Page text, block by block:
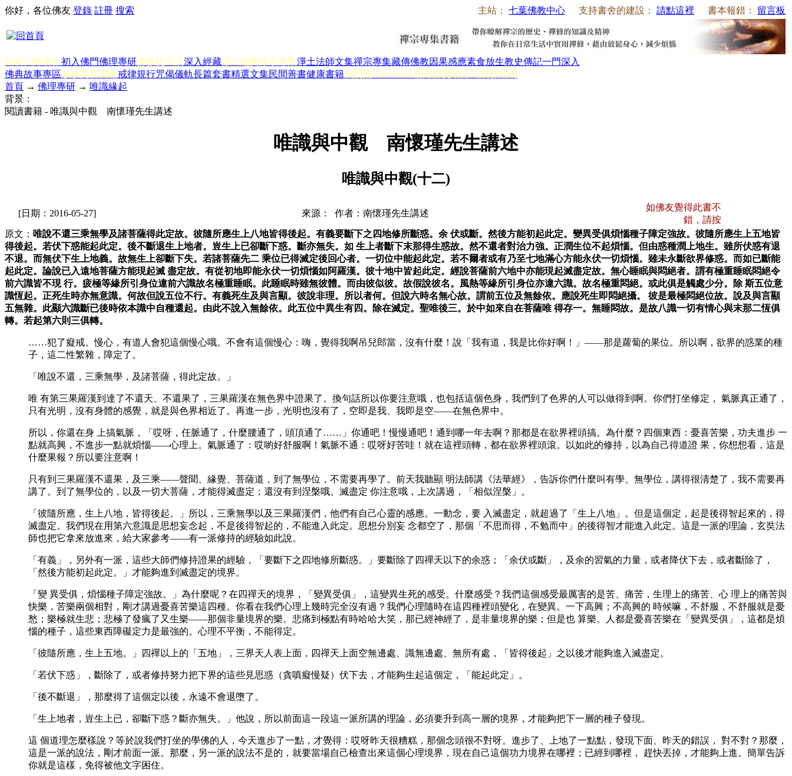
主站： 七葉佛教中心 支持書舍的建設： 請點這裡 書本報錯： 留言板
你好，各位佛友 登錄 註冊 搜索
知名法師著作初入佛門佛理專研佛教徒生活深入經藏淨土經典淨宗專集淨土法師文集禪宗專集藏傳佛教因果感應素食放生教史傳記一門深入
佛典故事專區故事寓言書籍戒律規行咒偈儀軌長篇套書精選文集民間善書健康書籍我們的 Facebook 粉絲群贊助方式戒邪淫網
首頁 → 佛理專研 → 唯識緣起
背景：
閱讀書籍 - 唯識與中觀 南懷瑾先生講述
唯識與中觀 南懷瑾先生講述
唯識與中觀(十二)
[日期：2016-05-27] 來源： 作者：南懷瑾先生講述
如佛友覺得此書不
錯，請按
原文： 唯說不還三乘無學及諸菩薩得此定故。彼隨所應生上八地皆得後起。有義要斷下之四地修所斷惑。余 伏或斷。然後方能初起此定。變異受俱煩惱種子障定強故。彼隨所應生上五地皆
得後起。若伏下惑能起此定。後不斷退生上地者。豈生上已卻斷下惑。斷亦無失。如 生上者斷下末那得生惑故。然不還者對治力強。正潤生位不起煩惱。但由惑種潤上地生。雖所伏惑有退
不退。而無伏下生上地義。故無生上卻斷下失。若諸菩薩先二 乘位已得滅定後回心者。一切位中能起此定。若不爾者或有乃至七地滿心方能永伏一切煩惱。雖未永斷欲界修惑。而如已斷能
起此定。論說已入遠地菩薩方能現起滅 盡定故。有從初地即能永伏一切煩惱如阿羅漢。彼十地中皆起此定。經說菩薩前六地中亦能現起滅盡定故。無心睡眠與悶絕者。謂有極重睡眠悶絕令
前六識皆不現 行。疲極等緣所引身位違前六識故名極重睡眠。此睡眠時雖無彼體。而由彼似彼。故假說彼名。風熱等緣所引身位亦違六識。故名極重悶絕。或此俱是觸處少分。除 斯五位意
識恆起。正死生時亦無意識。何故但說五位不行。有義死生及與言顯。彼說非理。所以者何。但說六時名無心故。謂前五位及無餘依。應說死生即悶絕攝。 彼是最極悶絕位故。說及與言顯
五無雜。此顯六識斷已後時依本識中自種還起。由此不說入無餘依。此五位中異生有四。除在滅定。聖唯後三。於中如來自在菩薩唯 得存一。無睡悶故。是故八識一切有情心與末那二恆俱
轉。若起第六則三俱轉。
……犯了癡戒。慢心，有道人會犯這個慢心哦。不會有這個慢心：嗨，覺得我啊吊兒郎當，沒有什麼！說「我有道，我是比你好啊！」——那是蘿蔔的果位。所以啊，欲界的惑業的種
子，這二性繁雜，障定了。
「唯說不還，三乘無學，及諸菩薩，得此定故。」
唯 有第三果羅漢到達了不還天、不還果了，三果羅漢在無色界中證果了。換句話所以你要注意哦，也包括這個色身，我們到了色界的人可以做得到啊。你們打坐修定， 氣脈真正通了，
只有光明，沒有身體的感覺，就是與色界相近了。再進一步，光明也沒有了，空即是我、我即是空——在無色界中。
所以，你還在身 上搞氣脈，「哎呀，任脈通了，什麼腰通了，頭頂通了……」你通吧！慢慢通吧！通到哪一年去啊？那都是在欲界裡頭搞。為什麼？四個東西：憂喜苦樂，功夫進步 一
點就高興，不進步一點就煩惱——心理上。氣脈通了：哎喲好舒服啊！氣脈不通：哎呀好苦哇！就在這裡頭轉，都在欲界裡頭滾。以如此的修持，以為自己得道證 果，你想想看，這是
什麼果報？所以要注意啊！
只有到三果羅漢不還果，及三乘——聲聞、緣覺、菩薩道，到了無學位，不需要再學了。前天我聽顯 明法師講《法華經》，告訴你們什麼叫有學、無學位，講得很清楚了，我不需要再
講了。到了無學位的，以及一切大菩薩，才能得滅盡定；還沒有到涅槃哦。滅盡定 你注意哦，上次講過，「相似涅槃」。
「彼隨所應，生上八地，皆得後起。」所以，三乘無學以及三果羅漢們，他們有自己心靈的感應。一動念，要 入滅盡定，就超過了「生上八地」。但是這個定，起是後得智起來的，得
滅盡定。我們現在用第六意識是思想妄念起，不是後得智起的，不能進入此定。思想分別妄 念都空了，那個「不思而得，不勉而中」的後得智才能進入此定。這是一派的理論，玄奘法
師也把它拿來放進來，給大家參考——有一派修持的經驗如此說。
「有義」，另外有一派，這些大師們修持證果的經驗，「要斷下之四地修所斷惑。」要斷除了四禪天以下的余惑；「余伏或斷」，及余的習氣的力量，或者降伏下去，或者斷除了，
「然後方能初起此定。」才能夠進到滅盡定的境界。
「變 異受俱，煩惱種子障定強故。」為什麼呢？在四禪天的境界，「變異受俱」，這變異生死的感受。什麼感受？我們這個感受最厲害的是苦、痛苦，生理上的痛苦、心 理上的痛苦與
快樂，苦樂兩個相對，剛才講過憂喜苦樂這四種。你看在我們心理上幾時完全沒有過？我們心理隨時在這四種裡頭變化，在變異。一下高興；不高興的 時候嘛，不舒服，不舒服就是憂
愁；樂極就生悲；悲極了發瘋了又生樂——那個非量境界的樂。悲痛到極點有時哈哈大笑，那已經神經了，是非量境界的樂；但是也 算樂。人都是憂喜苦樂在「變異受俱」，這都是煩
惱的種子，這些東西障礙定力是最強的。心理不平衡，不能得定。
「彼隨所應，生上五地。」四禪以上的「五地」，三界天人表上面，四禪天上面空無邊處、識無邊處、無所有處，「皆得後起」之以後才能夠進入滅盡定。
「若伏下惑」，斷除了，或者修持努力把下界的這些見思惑（貪嗔癡慢疑）伏下去，才能夠生起這個定，「能起此定」。
「後不斷退」，那麼得了這個定以後，永遠不會退墮了。
「生上地者，豈生上已，卻斷下惑？斷亦無失。」他說，所以前面這一段這一派所講的理論，必須要升到高一層的境界，才能夠把下一層的種子發現。
這 個道理怎麼樣說？等於說我們打坐的學佛的人，今天進步了一點，才覺得：哎呀昨天很糟糕，那個念頭很不對呀。進步了、上地了一點點，發現下面、昨天的錯誤， 對不對？那麼，
這是一派的說法，剛才前面一派。那麼，另一派的說法不是的，就要當場自己檢查出來這個心理境界，現在自己這個功力境界在哪裡；已經到哪裡， 趕快丟掉，才能夠上進。簡單告訴
你就是這樣，免得被他文字困住。